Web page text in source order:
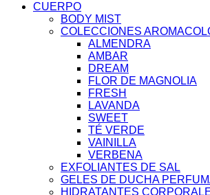
CUERPO
BODY MIST
COLECCIONES
ALMENDRA
AMBAR
DREAM
FLOR DE MAGNOLIA
FRESH
LAVANDA
SWEET
TÉ VERDE
VAINILLA
VERBENA
EXFOLIANTES DE SAL
GELES DE DUCHA
HIDRATANTES